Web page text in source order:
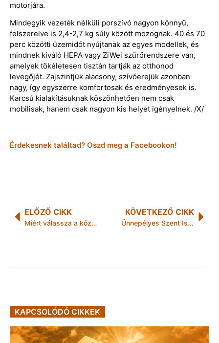
motorjára.
Mindegyik vezeték nélküli porszívó nagyon könnyű,
felszerelve is 2,4-2,7 kg súly között mozognak. 40 és 70
perc közötti üzemidőt nyújtanak az egyes modellek, és
mindnek kiváló HEPA vagy ZiWei szűrőrendszere van,
amelyek tökéletesen tisztán tartják az otthonod
levegőjét. Zajszintjük alacsony, szívóerejük azonban
nagy, így egyszerre komfortosak és eredményesek is.
Karcsú kialakításuknak köszönhetően nem csak
mobilisak, hanem csak nagyon kis helyet igényelnek. /X/
Érdekesnek találtad? Oszd meg a Facebookon!
ELŐZŐ CIKK
Miért válassza a kőzetgyapot hőszigetelést?
KÖVETKEZŐ CIKK
Ünnepélyes Szent István Nap a Szőcs Géza Nemzeti Lovaskultúra Központban
KAPCSOLÓDÓ CIKKEK